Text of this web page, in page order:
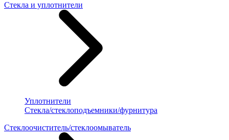
Стекла и уплотнители
Уплотнители
Стекла/стеклоподъемники/фурнитура
Стеклоочиститель/стеклоомыватель